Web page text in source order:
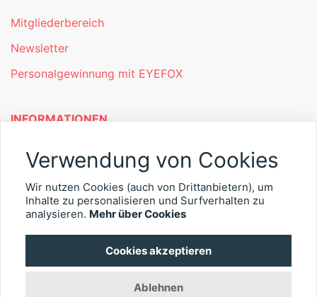
Mitgliederbereich
Newsletter
Personalgewinnung mit EYEFOX
INFORMATIONEN
Was ist EYEFOX – Ihre Möglichkeiten
Kontakt
© 2026 EYEFOX UG (haftungsbeschränkt)
Verwendung von Cookies
Wir nutzen Cookies (auch von Drittanbietern), um
Inhalte zu personalisieren und Surfverhalten zu
analysieren. Mehr über Cookies
Cookies akzeptieren
Ablehnen